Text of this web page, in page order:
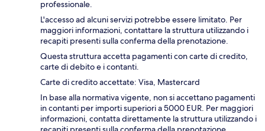
professionale.
L'accesso ad alcuni servizi potrebbe essere limitato. Per
maggiori informazioni, contattare la struttura utilizzando i
recapiti presenti sulla conferma della prenotazione.
Questa struttura accetta pagamenti con carte di credito,
carte di debito e i contanti.
Carte di credito accettate: Visa, Mastercard
In base alla normativa vigente, non si accettano pagamenti
in contanti per importi superiori a 5000 EUR. Per maggiori
informazioni, contatta direttamente la struttura utilizzando i